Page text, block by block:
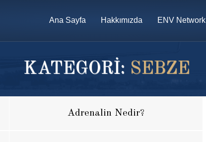
Ana Sayfa Hakkımızda ENV Network
KATEGORİ: SEBZE
Adrenalin Nedir?